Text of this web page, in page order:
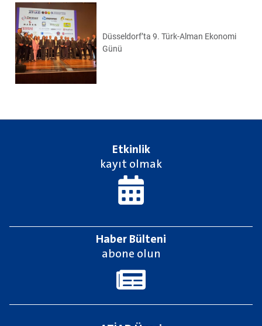
Düsseldorf’ta 9. Türk-Alman Ekonomi
Günü
Etkinlik
kayıt olmak
Haber Bülteni
abone olun